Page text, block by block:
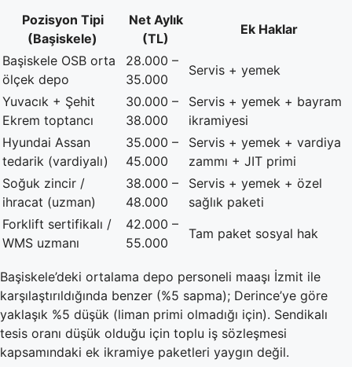
Pozisyon Tipi
(Başiskele)
Net Aylık
(TL)
Ek Haklar
Başiskele OSB orta
ölçek depo
28.000 –
35.000
Servis + yemek
Yuvacık + Şehit
Ekrem toptancı
30.000 –
38.000
Servis + yemek + bayram
ikramiyesi
Hyundai Assan
tedarik (vardiyalı)
35.000 –
45.000
Servis + yemek + vardiya
zammı + JIT primi
Soğuk zincir /
ihracat (uzman)
38.000 –
48.000
Servis + yemek + özel
sağlık paketi
Forklift sertifikalı /
WMS uzmanı
42.000 –
55.000
Tam paket sosyal hak
Başiskele’deki ortalama depo personeli maaşı İzmit ile
karşılaştırıldığında benzer (%5 sapma); Derince’ye göre
yaklaşık %5 düşük (liman primi olmadığı için). Sendikalı
tesis oranı düşük olduğu için toplu iş sözleşmesi
kapsamındaki ek ikramiye paketleri yaygın değil.